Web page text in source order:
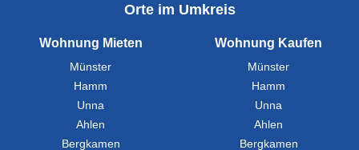
Orte im Umkreis
Wohnung Mieten
Münster
Hamm
Unna
Ahlen
Bergkamen
Wohnung Kaufen
Münster
Hamm
Unna
Ahlen
Bergkamen